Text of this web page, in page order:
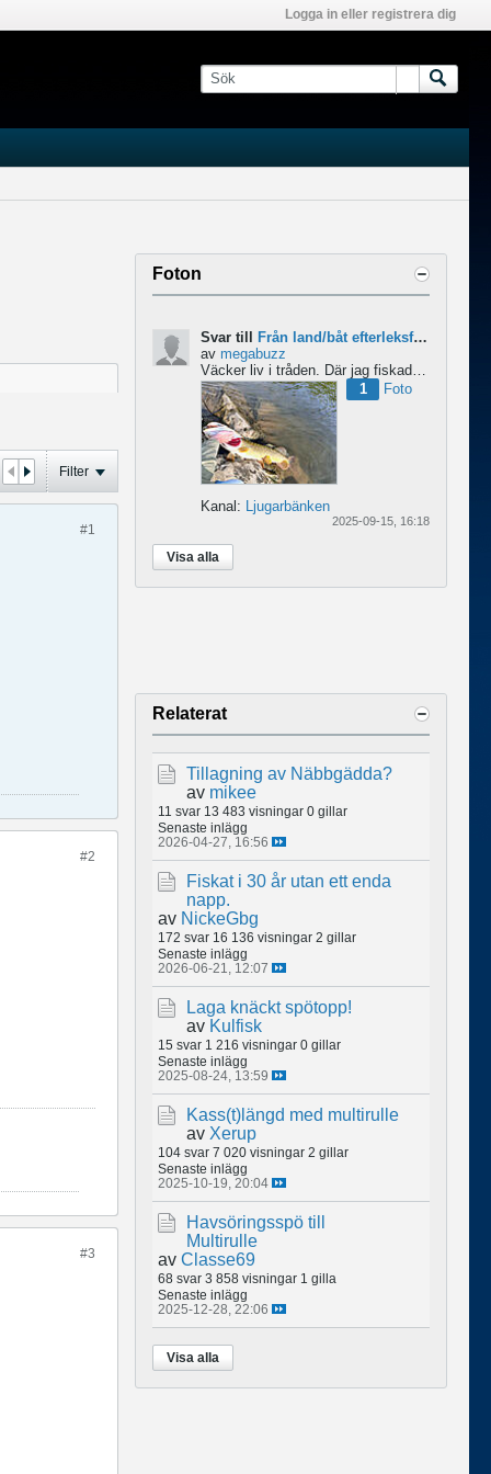
Logga in eller registrera dig
Filter
#1
#2
#3
Foton
Svar till
Från land/båt efterleksfiske 2024 efter gädda
av megabuzz
Väcker liv i tråden. Där jag fiskade i våras så lekte gäddorna från början av mars hela vägen in i juni...
1
Foto
Kanal: Ljugarbänken
2025-09-15, 16:18
Visa alla
Relaterat
Tillagning av Näbbgädda?
av mikee
11 svar 13 483 visningar 0 gillar
Senaste inlägg
2026-04-27, 16:56
Fiskat i 30 år utan ett enda
napp.
av NickeGbg
172 svar 16 136 visningar 2 gillar
Senaste inlägg
2026-06-21, 12:07
Laga knäckt spötopp!
av Kulfisk
15 svar 1 216 visningar 0 gillar
Senaste inlägg
2025-08-24, 13:59
Kass(t)längd med multirulle
av Xerup
104 svar 7 020 visningar 2 gillar
Senaste inlägg
2025-10-19, 20:04
Havsöringsspö till
Multirulle
av Classe69
68 svar 3 858 visningar 1 gilla
Senaste inlägg
2025-12-28, 22:06
Visa alla